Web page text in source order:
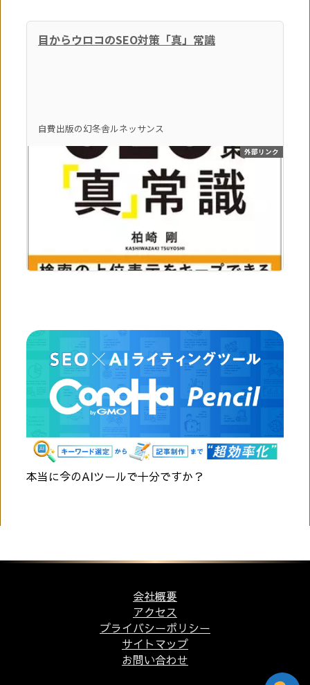
目からウロコのSEO対策「真」常識
自費出版の幻冬舎ルネッサンス
外部リンク
本当に今のAIツールで十分ですか？
会社概要
アクセス
プライバシーポリシー
サイトマップ
お問い合わせ